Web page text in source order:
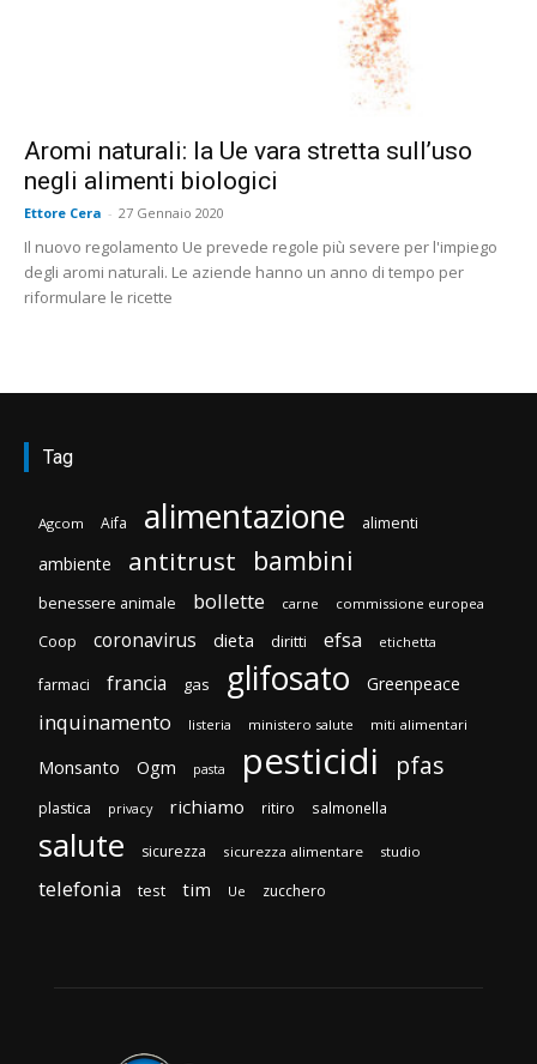
Aromi naturali: la Ue vara stretta sull’uso
negli alimenti biologici
Ettore Cera - 27 Gennaio 2020
Il nuovo regolamento Ue prevede regole più severe per l'impiego
degli aromi naturali. Le aziende hanno un anno di tempo per
riformulare le ricette
Tag
Agcom Aifa alimentazione alimenti
ambiente antitrust bambini
benessere animale bollette carne commissione europea
Coop coronavirus dieta diritti efsa etichetta
farmaci francia gas glifosato Greenpeace
inquinamento listeria ministero salute miti alimentari
Monsanto Ogm pasta pesticidi pfas
plastica privacy richiamo ritiro salmonella
salute sicurezza sicurezza alimentare studio
telefonia test tim Ue zucchero